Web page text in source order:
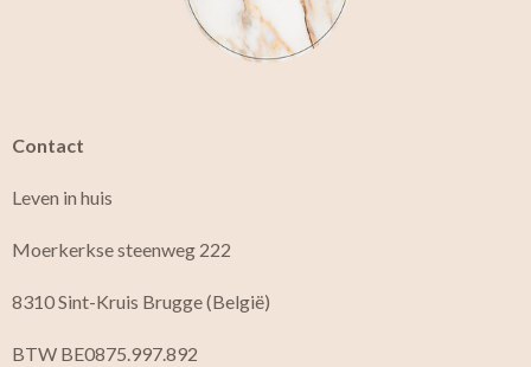
k
Contact
Leven in huis
Moerkerkse steenweg 222
8310 Sint-Kruis Brugge (België)
BTW BE0875.997.892